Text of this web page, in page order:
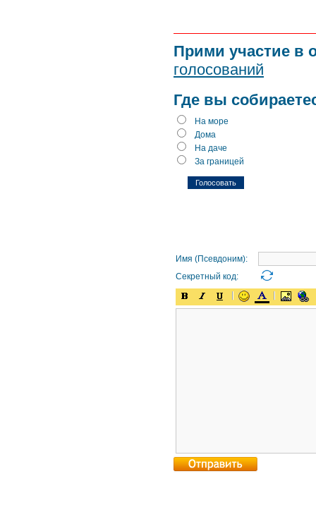
Прими участие в
голосований
Где вы
На море
Дома
На даче
За границей
Имя (Псевдоним):
Секретный код: